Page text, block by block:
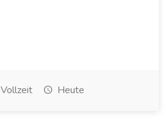
Vollzeit Heute